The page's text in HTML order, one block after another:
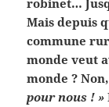
robinet…
Mais depuis
commune
monde veut
monde ?
pour nous ! »